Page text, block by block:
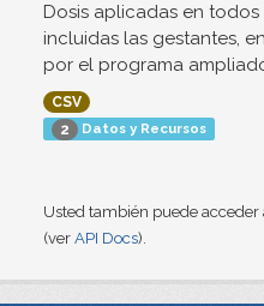
Dosis aplicadas en
incluidas las gestantes,
por el programa
CSV
2 Datos y Recursos
Usted también puede
(ver API Docs).